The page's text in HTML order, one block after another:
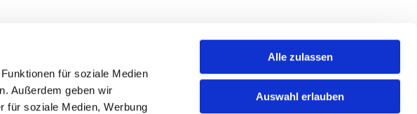
für soziale Medien
Außerdem geben wir
für soziale Medien, Werbung
Alle zulassen
Auswahl erlauben